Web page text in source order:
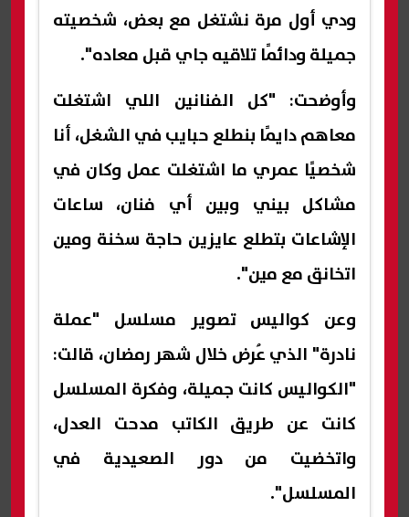
ودي أول مرة نشتغل مع بعض، شخصيته
جميلة ودائمًا تلاقيه جاي قبل معاده".
وأوضحت: "كل الفنانين اللي اشتغلت
معاهم دايمًا بنطلع حبايب في الشغل، أنا
شخصيًا عمري ما اشتغلت عمل وكان في
مشاكل بيني وبين أي فنان، ساعات
الإشاعات بتطلع عايزين حاجة سخنة ومين
اتخانق مع مين".
وعن كواليس تصوير مسلسل "عملة
نادرة" الذي عُرض خلال شهر رمضان، قالت:
"الكواليس كانت جميلة، وفكرة المسلسل
كانت عن طريق الكاتب مدحت العدل،
واتخضيت من دور الصعيدية في
المسلسل".